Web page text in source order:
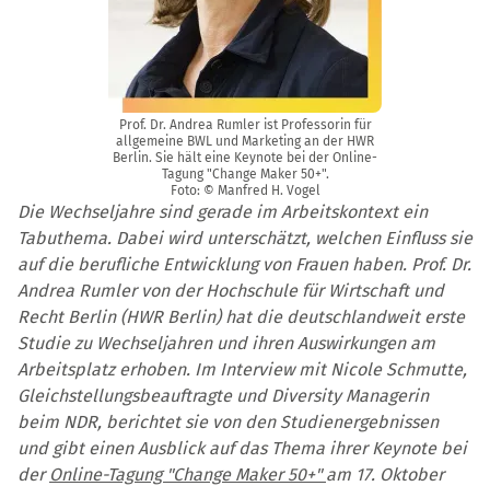
Prof. Dr. Andrea Rumler ist Professorin für
allgemeine BWL und Marketing an der HWR
Berlin. Sie hält eine Keynote bei der Online-
Tagung "Change Maker 50+".
Foto: © Manfred H. Vogel
Die Wechseljahre sind gerade im Arbeitskontext ein
Tabuthema. Dabei wird unterschätzt, welchen Einfluss sie
auf die berufliche Entwicklung von Frauen haben. Prof. Dr.
Andrea Rumler von der Hochschule für Wirtschaft und
Recht Berlin (HWR Berlin) hat die deutschlandweit erste
Studie zu Wechseljahren und ihren Auswirkungen am
Arbeitsplatz erhoben. Im Interview mit Nicole Schmutte,
Gleichstellungsbeauftragte und Diversity Managerin​
beim NDR, berichtet sie von den Studienergebnissen
und gibt einen Ausblick auf das Thema ihrer Keynote bei
der Online-Tagung "Change Maker 50+"am 17. Oktober